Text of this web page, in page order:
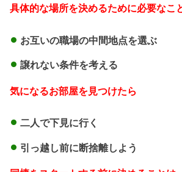
具体的な場所を決めるために必要なこ
お互いの職場の中間地点を選ぶ
譲れない条件を考える
気になるお部屋を見つけたら
二人で下見に行く
引っ越し前に断捨離しよう